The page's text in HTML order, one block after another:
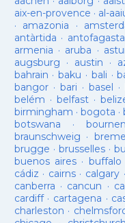
aix-en-provence · al-
· amazonia ·
antàrtida · antofagasta
armenia · aruba ·
augsburg · austin ·
bahrain ·baku · bali ·
bangor· bari ·basel ·
belém · belfast·
birmingham · bogota ·
botswana ·
braunschweig ·
brugge · brusselles·
buenos aires· buffalo
cádiz · cairns· calgary ·
canberra · cancun ·
cardiff· cartagena ·
charleston ·